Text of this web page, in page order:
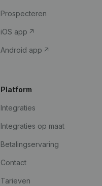
Prospecteren
iOS app
Android app
Platform
Integraties
Integraties op maat
Betalingservaring
Contact
Tarieven